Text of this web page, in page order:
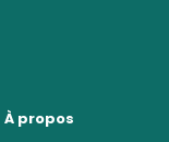
À propos